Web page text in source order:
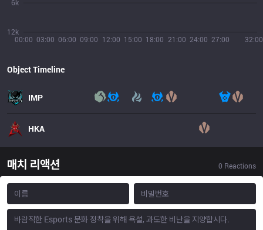
00:00 03:00 06:00 09:00 12:00 15:00 18:00 21:00 24:00 27:00 32:00
12k
6k
Object Timeline
IMP
HKA
매치 리액션 0 Reactions